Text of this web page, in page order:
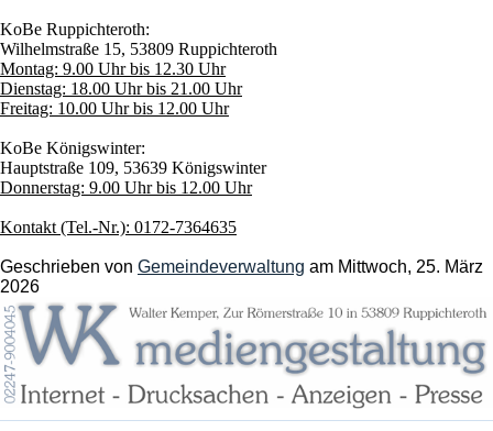
KoBe Ruppichteroth:
Wilhelmstraße 15, 53809 Ruppichteroth
Montag: 9.00 Uhr bis 12.30 Uhr
Dienstag: 18.00 Uhr bis 21.00 Uhr
Freitag: 10.00 Uhr bis 12.00 Uhr
KoBe Königswinter:
Hauptstraße 109, 53639 Königswinter
Donnerstag: 9.00 Uhr bis 12.00 Uhr
Kontakt (Tel.-Nr.): 0172-7364635
Geschrieben von Gemeindeverwaltung am Mittwoch, 25. März
2026